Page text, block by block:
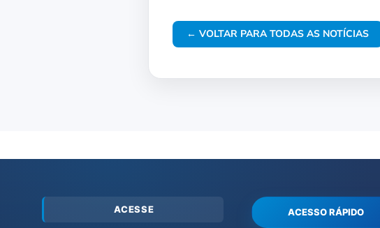
← VOLTAR PARA TODAS AS NOTÍCIAS
ACESSE ACESSO RÁPIDO